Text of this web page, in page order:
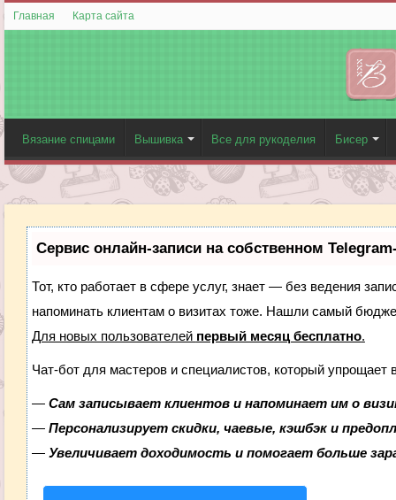
Главная Карта сайта
Вязание спицами Вышивка Все для рукоделия Бисер
Сервис онлайн-записи на собственном
Тот, кто работает в сфере услуг, знает — без ведения
напоминать клиентам о визитах тоже. Нашли самый
Для новых пользователей первый месяц бесплатно.
Чат-бот для мастеров и специалистов, который упрощает
— Сам записывает клиентов и напоминает им о
— Персонализирует скидки, чаевые, кэшбэк и
— Увеличивает доходимость и помогает больше